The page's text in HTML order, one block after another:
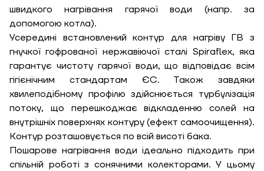
швидкого нагрівання гарячої води (напр. за
допомогою котла).
Усередині встановлений контур для нагріву ГВ з
гнучкої гофрованої нержавіючої сталі Spiraflex, яка
гарантує чистоту гарячої води, що відповідає всім
гігієнічним стандартам ЄС. Також завдяки
хвилеподібному профілю здійснюється турбулізація
потоку, що перешкоджає відкладенню солей на
внутрішніх поверхнях контуру (ефект самоочищення).
Контур розташовується по всій висоті бака.
Пошарове нагрівання води ідеально підходить при
спільній роботі з сонячними колекторами. У цьому
Висота, м
Замовити
Зворотній дзвінок
ЗАМОВИТИ ПОСЛУГУ МОНТАЖУ
Кошик